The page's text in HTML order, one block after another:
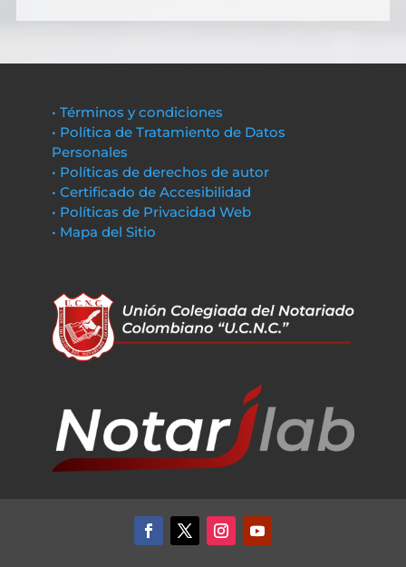
• Términos y condiciones
• Política de Tratamiento de Datos
Personales
• Políticas de derechos de autor
• Certificado de Accesibilidad
• Políticas de Privacidad Web
• Mapa del Sitio